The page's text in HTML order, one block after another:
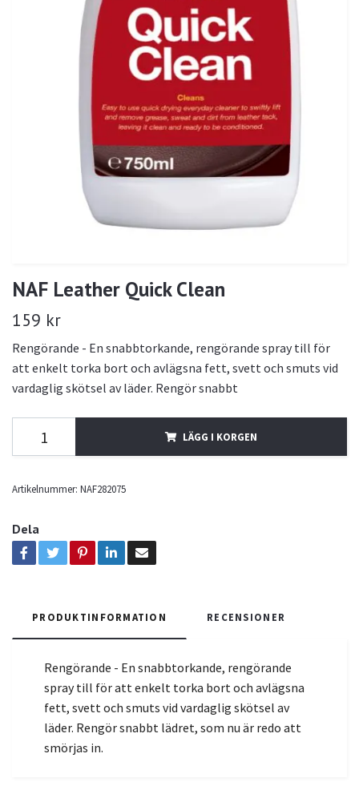
NAF Leather Quick Clean
159 kr
Rengörande - En snabbtorkande, rengörande spray till för
att enkelt torka bort och avlägsna fett, svett och smuts vid
vardaglig skötsel av läder. Rengör snabbt
LÄGG I KORGEN
Artikelnummer: NAF282075
Dela
PRODUKTINFORMATION RECENSIONER
Rengörande - En snabbtorkande, rengörande
spray till för att enkelt torka bort och avlägsna
fett, svett och smuts vid vardaglig skötsel av
läder. Rengör snabbt lädret, som nu är redo att
smörjas in.